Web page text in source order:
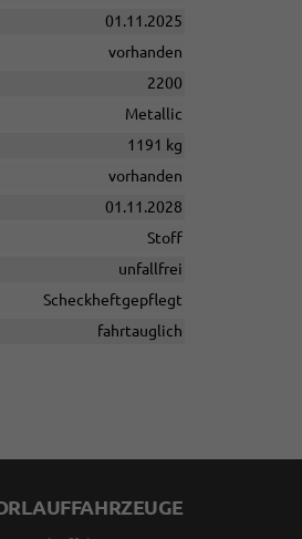
01.11.2025
vorhanden
2200
Metallic
1191 kg
vorhanden
01.11.2028
Stoff
unfallfrei
Scheckheftgepflegt
fahrtauglich